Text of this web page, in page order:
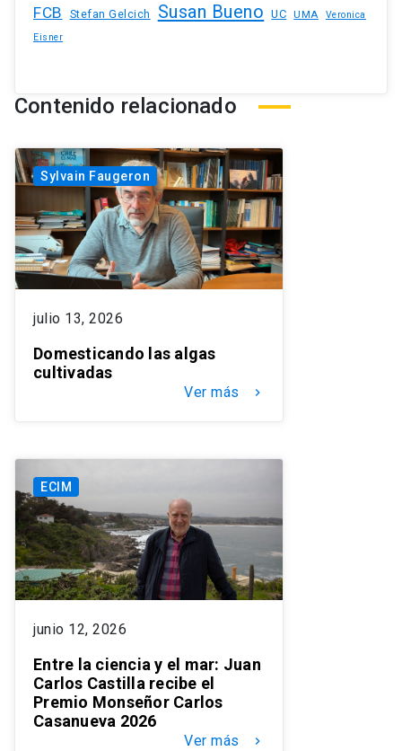
FCB
Stefan Gelcich Susan Bueno UC UMA
Veronica
Eisner
Contenido relacionado
Sylvain Faugeron
julio 13, 2026
Domesticando las algas
cultivadas
Ver más keyboard_arrow_right
ECIM
junio 12, 2026
Entre la ciencia y el mar: Juan
Carlos Castilla recibe el
Premio Monseñor Carlos
Casanueva 2026
Ver más keyboard_arrow_right